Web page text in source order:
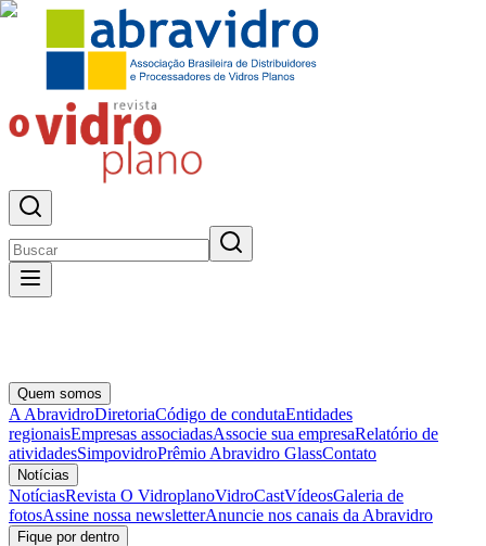
Quem somos
A AbravidroDiretoriaCódigo de condutaEntidades
regionaisEmpresas associadasAssocie sua empresaRelatório de
atividadesSimpovidroPrêmio Abravidro GlassContato
Notícias
NotíciasRevista O VidroplanoVidroCastVídeosGaleria de
fotosAssine nossa newsletterAnuncie nos canais da Abravidro
Fique por dentro